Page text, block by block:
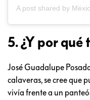
5. ¿Y por qué
José Guadalupe
calaveras, se cree que
vivía frente a un